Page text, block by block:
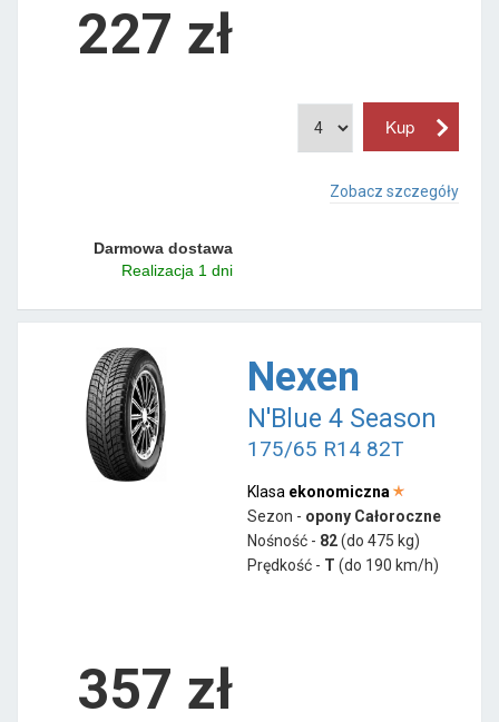
227 zł
Zobacz szczegóły
Darmowa dostawa
Realizacja 1 dni
Nexen
N'Blue 4 Season
175/65 R14 82T
Klasa ekonomiczna
Sezon - opony Całoroczne
Nośność - 82(do 475 kg)
Prędkość - T (do 190 km/h)
357 zł